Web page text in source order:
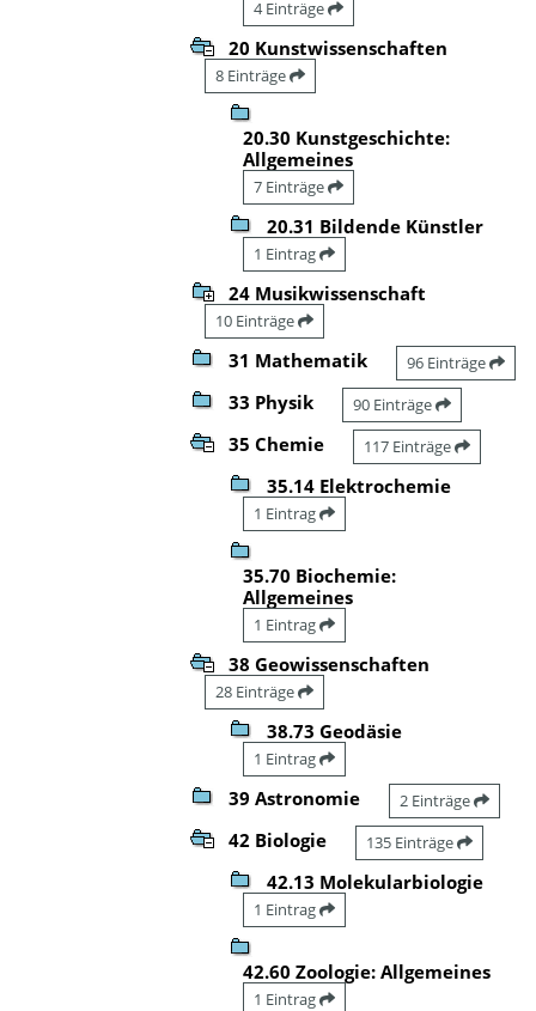
4 Einträge
20 Kunstwissenschaften
8 Einträge
20.30 Kunstgeschichte:
Allgemeines
7 Einträge
20.31 Bildende Künstler
1 Eintrag
24 Musikwissenschaft
10 Einträge
31 Mathematik 96 Einträge
33 Physik 90 Einträge
35 Chemie 117 Einträge
35.14 Elektrochemie
1 Eintrag
35.70 Biochemie:
Allgemeines
1 Eintrag
38 Geowissenschaften
28 Einträge
38.73 Geodäsie
1 Eintrag
39 Astronomie 2 Einträge
42 Biologie 135 Einträge
42.13 Molekularbiologie
1 Eintrag
42.60 Zoologie: Allgemeines
1 Eintrag